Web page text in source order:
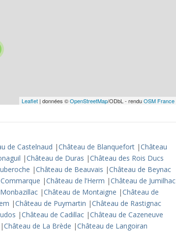
Leaflet | données ©OpenStreetMap/ODbL - renduOSM France
de Castelnaud |Château de Blanquefort |Château
|Château de Duras |Château des Rois Ducs
|Château de Beauvais |Château de Beynac
|Château de l’Herm |Château de Jumilhac
|Château de Montaigne |Château de
|Château de Puymartin |Château de Rastignac
|Château de Cadillac |Château de Cazeneuve
|Château de La Brède |Château de Langoiran